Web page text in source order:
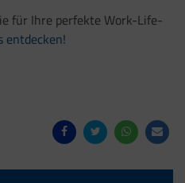
für Ihre perfekte Work-Life-
entdecken!